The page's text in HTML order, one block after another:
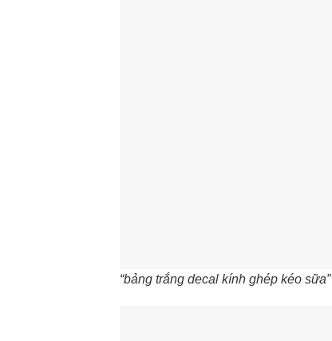
“bảng trắng decal kính ghép kéo sữa”